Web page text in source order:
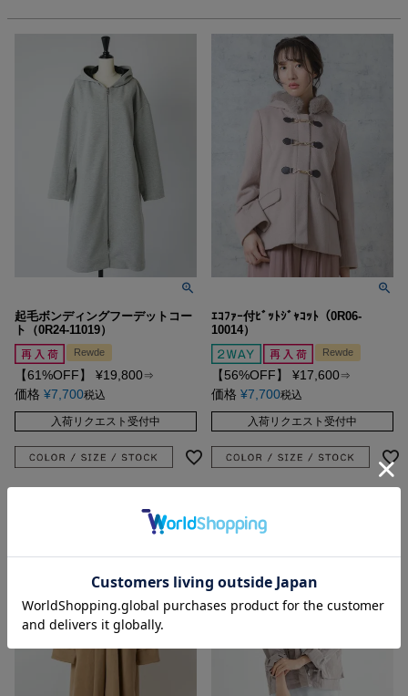
起毛ボンディングフーデットコー
ト（0R24-11019）
Rewde
【61%OFF】 ¥19,800⇒
価格 ¥7,700税込
入荷リクエスト受付中
ｴｺﾌｧｰ付ﾋﾞｯﾄｼﾞｬｺｯﾄ（0R06-
10014）
Rewde
【56%OFF】 ¥17,600⇒
価格 ¥7,700税込
入荷リクエスト受付中